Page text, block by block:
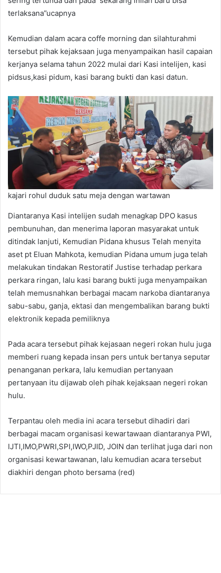
terlaksana”ucapnya
Kemudian dalam acara coffe morning dan silahturahmi
tersebut pihak kejaksaan juga menyampaikan hasil capaian
kerjanya selama tahun 2022 mulai dari Kasi intelijen, kasi
pidsus,kasi pidum, kasi barang bukti dan kasi datun.
kajari rohul duduk satu meja dengan wartawan
Diantaranya Kasi intelijen sudah menagkap DPO kasus
pembunuhan, dan menerima laporan masyarakat untuk
ditindak lanjuti, Kemudian Pidana khusus Telah menyita
aset pt Eluan Mahkota, kemudian Pidana umum juga telah
melakukan tindakan Restoratif Justise terhadap perkara
perkara ringan, lalu kasi barang bukti juga menyampaikan
telah memusnahkan berbagai macam narkoba diantaranya
sabu-sabu, ganja, ektasi dan mengembalikan barang bukti
elektronik kepada pemiliknya
Pada acara tersebut pihak kejasaan negeri rokan hulu juga
memberi ruang kepada insan pers untuk bertanya seputar
penanganan perkara, lalu kemudian pertanyaan
pertanyaan itu dijawab oleh pihak kejaksaan negeri rokan
hulu.
Terpantau oleh media ini acara tersebut dihadiri dari
berbagai macam organisasi kewartawaan diantaranya PWI,
IJTI,IMO,PWRI,SPI,IWO,PJID, JOIN dan terlihat juga dari non
organisasi kewartawanan, lalu kemudian acara tersebut
diakhiri dengan photo bersama (red)